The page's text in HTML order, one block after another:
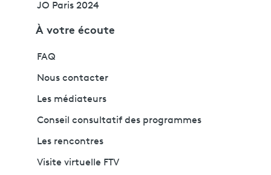
JO Paris 2024
À votre écoute
FAQ
Nous contacter
Les médiateurs
Conseil consultatif des programmes
Les rencontres
Visite virtuelle FTV